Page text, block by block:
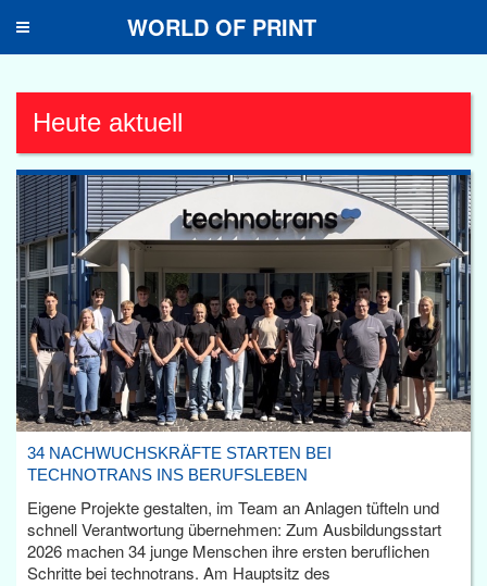
Toggle
WORLD OF PRINT
Heute aktuell
34 NACHWUCHSKRÄFTE STARTEN BEI
TECHNOTRANS INS BERUFSLEBEN
Eigene Projekte gestalten, im Team an Anlagen tüfteln und
schnell Verantwortung übernehmen: Zum Ausbildungsstart
2026 machen 34 junge Menschen ihre ersten beruflichen
Schritte bei technotrans. Am Hauptsitz des